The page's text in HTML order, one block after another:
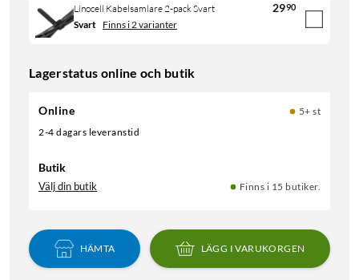
Linocell Kabelsamlare 2-pack Svart 2990
Svart Finns i 2 varianter
Lagerstatus online och butik
Online
5+ st
2-4 dagars leveranstid
Butik
Välj din butik Finns i 15 butiker.
HÄMTA LÄGG I VARUKORGEN